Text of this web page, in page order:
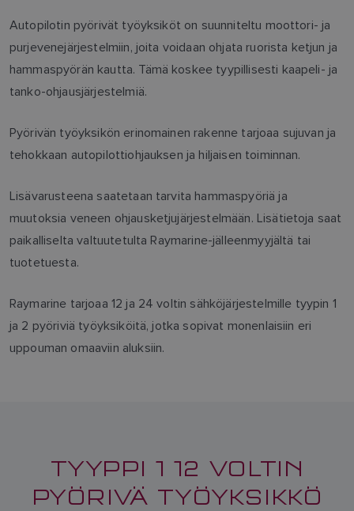
Autopilotin pyörivät työyksiköt on suunniteltu moottori- ja
purjevenejärjestelmiin, joita voidaan ohjata ruorista ketjun ja
hammaspyörän kautta. Tämä koskee tyypillisesti kaapeli- ja
tanko-ohjausjärjestelmiä.
Pyörivän työyksikön erinomainen rakenne tarjoaa sujuvan ja
tehokkaan autopilottiohjauksen ja hiljaisen toiminnan.
Lisävarusteena saatetaan tarvita hammaspyöriä ja
muutoksia veneen ohjausketjujärjestelmään. Lisätietoja saat
paikalliselta valtuutetulta Raymarine-jälleenmyyjältä tai
tuotetuesta.
Raymarine tarjoaa 12 ja 24 voltin sähköjärjestelmille tyypin 1
ja 2 pyöriviä työyksiköitä, jotka sopivat monenlaisiin eri
uppouman omaaviin aluksiin.
TYYPPI 1 12 VOLTIN
PYÖRIVÄ TYÖYKSIKKÖ